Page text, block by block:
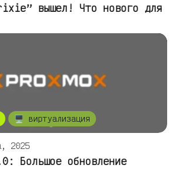
вышел! Что нового для
🖥️ виртуализация
2025
Большое обновление